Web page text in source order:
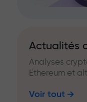
Actualités
Analyses
Ethereum et
Voir tout